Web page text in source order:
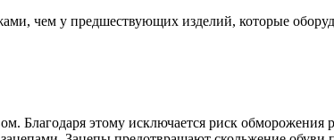
чем у предшествующих изделий, которые
Благодаря этому исключается риск